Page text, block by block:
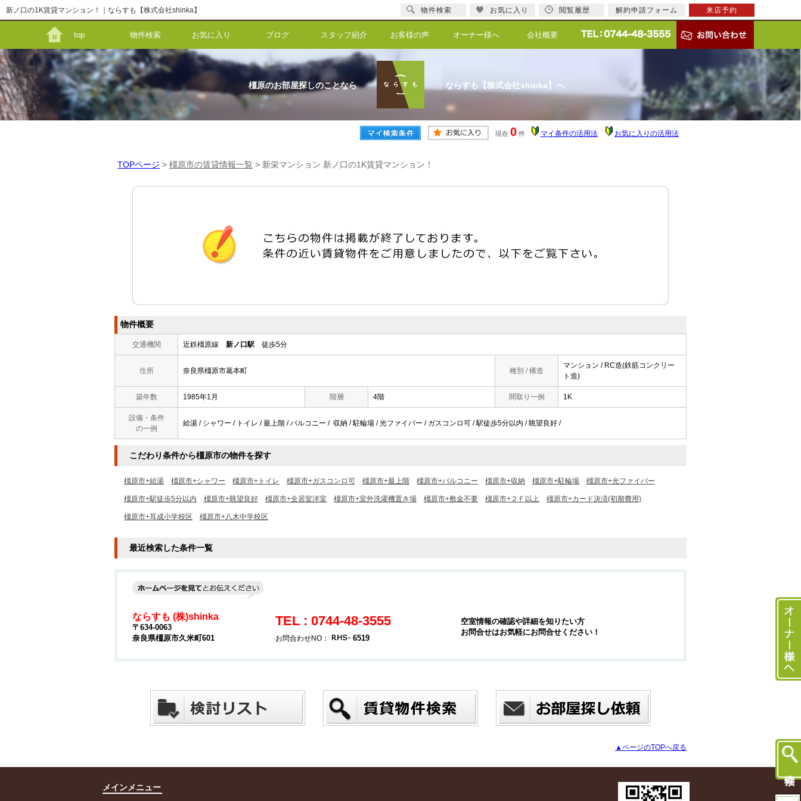
新ノ口の1K賃貸マンション！｜ならすも【株式会社shinka】
top 物件検索 お気に入り ブログ スタッフ紹介 お客様の声 オーナー様へ 会社概要
橿原のお部屋探しのことなら ならすも【株式会社shinka】へ
現在 0 件 マイ条件の活用法 お気に入りの活用法
TOPページ > 橿原市の賃貸情報一覧 > 新栄マンション 新ノ口の1K賃貸マンション！
物件概要
交通機関 近鉄橿原線 新ノ口駅 徒歩5分
住所 奈良県橿原市葛本町 種別 / 構造
マンション / RC造(鉄筋コンクリー
ト造)
築年数 1985年1月 階層 4階 間取り一例 1K
設備・条件
の一例
給湯 / シャワー / トイレ / 最上階 / バルコニー / 収納 / 駐輪場 / 光ファイバー / ガスコンロ可 / 駅徒歩5分以内 / 眺望良好 /
こだわり条件から橿原市の物件を探す
橿原市+給湯 橿原市+シャワー 橿原市+トイレ 橿原市+ガスコンロ可 橿原市+最上階 橿原市+バルコニー 橿原市+収納 橿原市+駐輪場 橿原市+光ファイバー
橿原市+駅徒歩5分以内 橿原市+眺望良好 橿原市+全居室洋室 橿原市+室外洗濯機置き場 橿原市+敷金不要 橿原市+２Ｆ以上 橿原市+カード決済(初期費用)
橿原市+耳成小学校区 橿原市+八木中学校区
最近検索した条件一覧
ならすも (株)shinka
〒634-0063
奈良県橿原市久米町601
TEL : 0744-48-3555
お問合わせNO： 6519
空室情報の確認や詳細を知りたい方
お問合せはお気軽にお問合せください！
▲ページのTOPへ戻る
メインメニュー
物件検索 お気に入り 閲覧履歴 解約申請フォーム 来店予約